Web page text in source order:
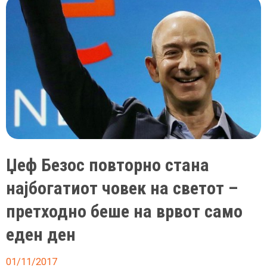
Тина
Ивановиќ
стана
социјалните
мрежи
Џеф Безос повторно стана
најбогатиот човек на светот –
претходно беше на врвот само
еден ден
01/11/2017